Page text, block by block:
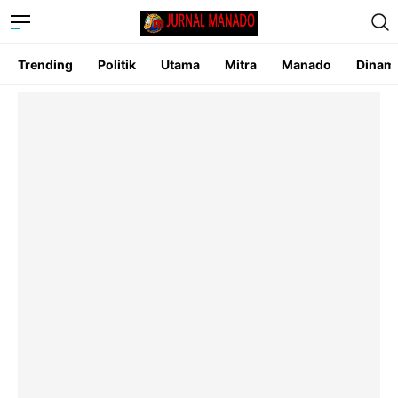
Trending Politik Utama Mitra Manado